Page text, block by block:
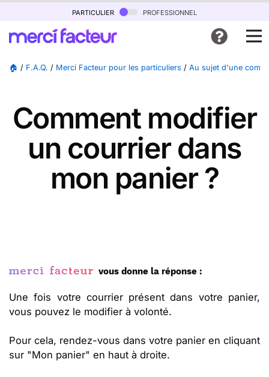
particulier professionnel
🏠 / F.A.Q. / Merci Facteur pour les particuliers / Au sujet d'une
Comment modifier
un courrier dans
mon panier ?
vous donne la réponse :
Une fois votre courrier présent dans votre panier,
vous pouvez le modifier à volonté.
Pour cela, rendez-vous dans votre panier en cliquant
sur "Mon panier" en haut à droite.